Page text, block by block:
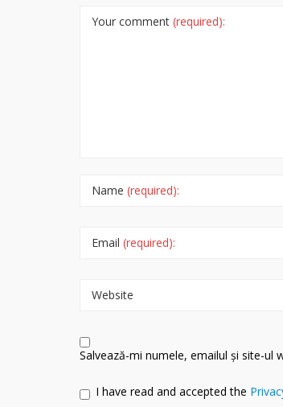
Your comment (required):
Name (required):
Email (required):
Website
Salvează-mi numele, emailul și site-ul
I have read and accepted the